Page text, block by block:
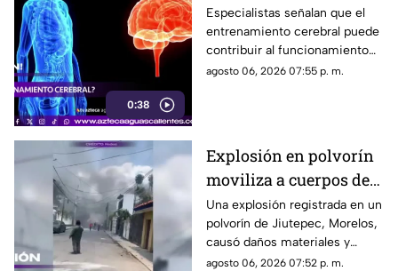
0:38
qué sirve
Especialistas señalan que el
entrenamiento cerebral puede
contribuir al funcionamiento
cognitivo cuando se combina
agosto 06, 2026 07:55 p. m.
Explosión en polvorín
moviliza a cuerpos de
emergencia
Una explosión registrada en un
polvorín de Jiutepec, Morelos,
causó daños materiales y
generó un operativo de
agosto 06, 2026 07:52 p. m.